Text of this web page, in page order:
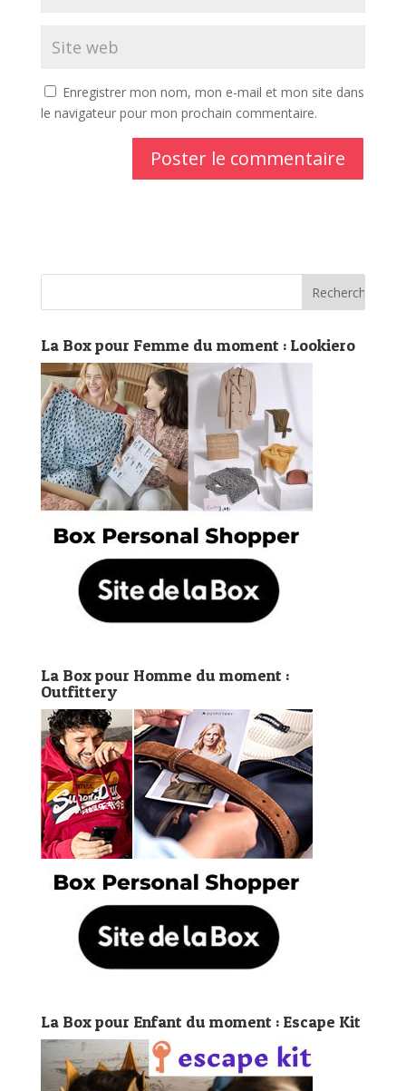
Enregistrer mon nom, mon e-mail et mon site dans
le navigateur pour mon prochain commentaire.
La Box pour Femme du moment : Lookiero
La Box pour Homme du moment :
Outfittery
La Box pour Enfant du moment : Escape Kit